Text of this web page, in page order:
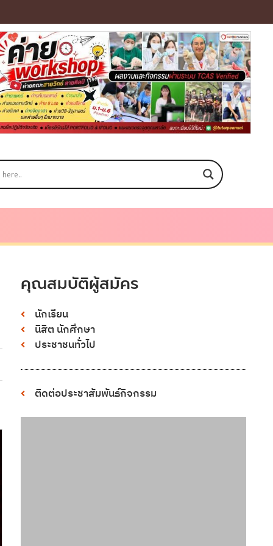
คุณสมบัติผู้สมัคร
นักเรียน
นิสิต นักศึกษา
ประชาชนทั่วไป
ติดต่อประชาสัมพันธ์กิจกรรม